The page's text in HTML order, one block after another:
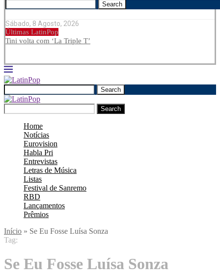
Search
Sábado, 8 Agosto, 2026
Últimas LatinPop
Tini volta com ‘La Triple T’
Search
Search
Home
Notícias
Eurovision
Habla Pri
Entrevistas
Letras de Música
Listas
Festival de Sanremo
RBD
Lançamentos
Prêmios
Início » Se Eu Fosse Luísa Sonza
Tag:
Se Eu Fosse Luísa Sonza